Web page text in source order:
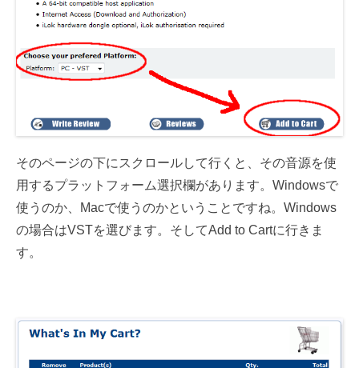
そのページの下にスクロールして行くと、その音源を使
用するプラットフォーム選択欄があります。Windowsで
使うのか、Macで使うのかということですね。Windows
の場合はVSTを選びます。そしてAdd to Cartに行きま
す。